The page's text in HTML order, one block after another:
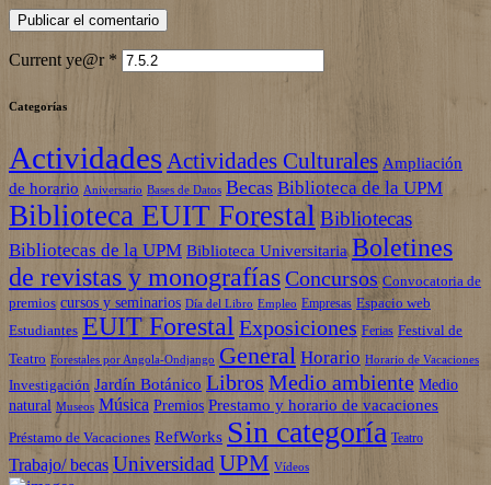
Current ye@r *
Categorías
ActividadesActividades Culturales Ampliación
de horario Aniversario Bases de Datos Becas Biblioteca de la UPM
Biblioteca EUIT Forestal Bibliotecas
Bibliotecas de la UPM Biblioteca Universitaria Boletines
de revistas y monografíasConcursos Convocatoria de
premios cursos y seminarios Día del Libro Empleo Empresas Espacio web
Estudiantes EUIT Forestal Exposiciones Ferias Festival de
Teatro Forestales por Angola-Ondjango General Horario Horario de Vacaciones
Investigación Jardín Botánico Libros Medio ambiente Medio
natural Museos Música Premios Prestamo y horario de vacaciones
Préstamo de Vacaciones RefWorks Sin categoría Teatro
Trabajo/ becas Universidad UPM Vídeos